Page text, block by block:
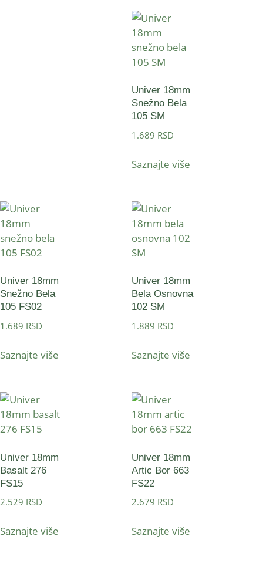
Univer 18mm
Snežno Bela
105 SM
1.689 RSD
Saznajte više
Univer 18mm
Snežno Bela
105 FS02
1.689 RSD
Saznajte više
Univer 18mm
Bela Osnovna
102 SM
1.889 RSD
Saznajte više
Univer 18mm
Basalt 276
FS15
2.529 RSD
Saznajte više
Univer 18mm
Artic Bor 663
FS22
2.679 RSD
Saznajte više